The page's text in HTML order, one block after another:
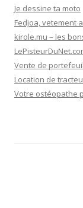
Je dessine ta moto
Fedjoa, vetement
kirole.mu – les
Vente de
Location de
Votre ostéopathe